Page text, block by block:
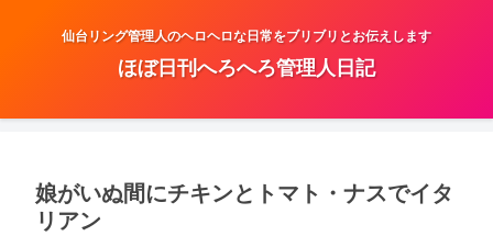
仙台リング管理人のヘロヘロな日常をブリブリとお伝えします
ほぼ日刊へろへろ管理人日記
娘がいぬ間にチキンとトマト・ナスでイタ
リアン